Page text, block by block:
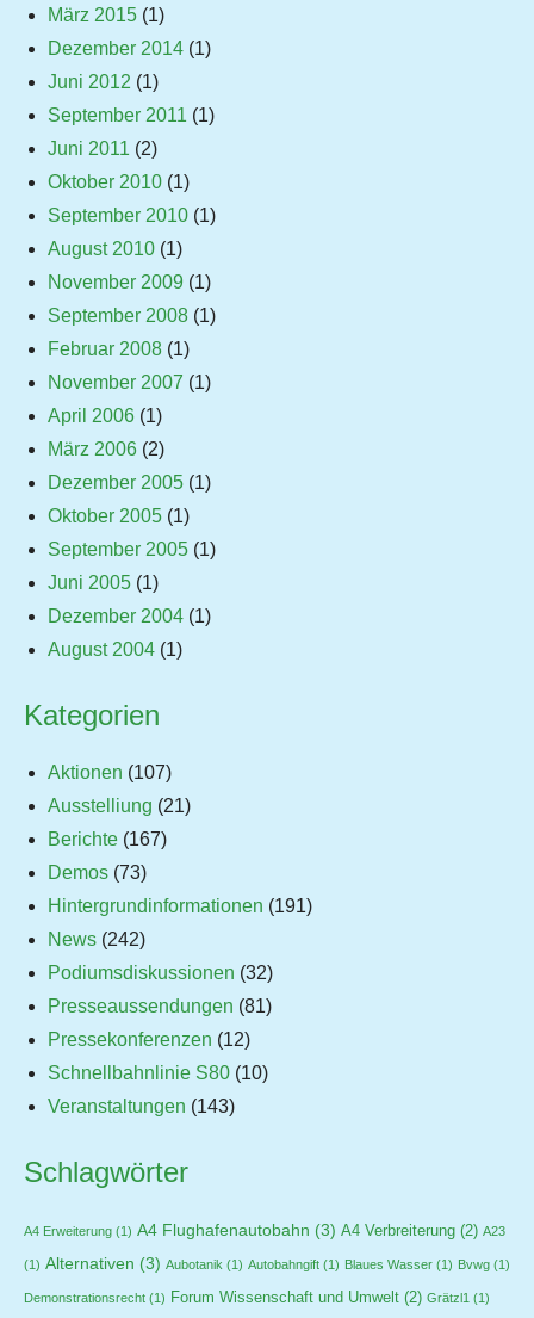
März 2015 (1)
Dezember 2014 (1)
Juni 2012 (1)
September 2011 (1)
Juni 2011 (2)
Oktober 2010 (1)
September 2010 (1)
August 2010 (1)
November 2009 (1)
September 2008 (1)
Februar 2008 (1)
November 2007 (1)
April 2006 (1)
März 2006 (2)
Dezember 2005 (1)
Oktober 2005 (1)
September 2005 (1)
Juni 2005 (1)
Dezember 2004 (1)
August 2004 (1)
Kategorien
Aktionen (107)
Ausstelliung (21)
Berichte (167)
Demos (73)
Hintergrundinformationen (191)
News (242)
Podiumsdiskussionen (32)
Presseaussendungen (81)
Pressekonferenzen (12)
Schnellbahnlinie S80 (10)
Veranstaltungen (143)
Schlagwörter
A4 Erweiterung (1) A4 Flughafenautobahn (3) A4 Verbreiterung (2) A23
(1) Alternativen (3) Aubotanik (1) Autobahngift (1) Blaues Wasser (1) Bvwg (1)
Demonstrationsrecht (1) Forum Wissenschaft und Umwelt (2) Grätzl1 (1)